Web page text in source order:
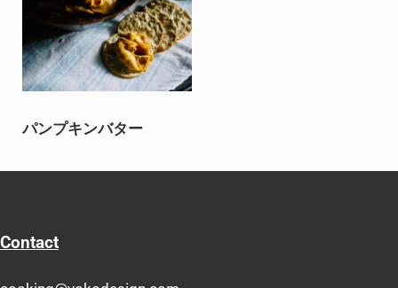
パンプキンバター
Contact